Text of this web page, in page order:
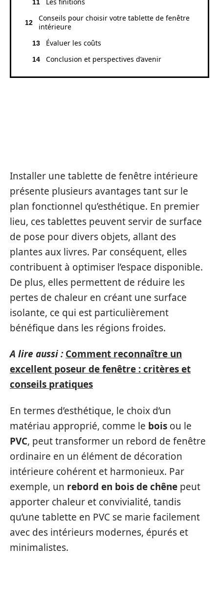
Conseils pour choisir votre tablette de fenêtre
intérieure
Évaluer les coûts
Conclusion et perspectives d’avenir
Installer une tablette de fenêtre intérieure
présente plusieurs avantages tant sur le
plan fonctionnel qu’esthétique. En premier
lieu, ces tablettes peuvent servir de surface
de pose pour divers objets, allant des
plantes aux livres. Par conséquent, elles
contribuent à optimiser l’espace disponible.
De plus, elles permettent de réduire les
pertes de chaleur en créant une surface
isolante, ce qui est particulièrement
bénéfique dans les régions froides.
A lire aussi : Comment reconnaître un
excellent poseur de fenêtre : critères et
conseils pratiques
En termes d’esthétique, le choix d’un
matériau approprié, comme le bois ou le
PVC, peut transformer un rebord de fenêtre
ordinaire en un élément de décoration
intérieure cohérent et harmonieux. Par
exemple, un rebord en bois de chêne peut
apporter chaleur et convivialité, tandis
qu’une tablette en PVC se marie facilement
avec des intérieurs modernes, épurés et
minimalistes.